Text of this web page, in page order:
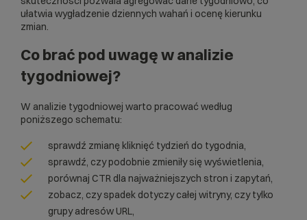
ułatwia wygładzenie dziennych wahań i ocenę kierunku
zmian.
Co brać pod uwagę w analizie
tygodniowej?
W analizie tygodniowej warto pracować według
poniższego schematu:
sprawdź zmianę kliknięć tydzień do tygodnia,
sprawdź, czy podobnie zmieniły się wyświetlenia,
porównaj CTR dla najważniejszych stron i zapytań,
zobacz, czy spadek dotyczy całej witryny, czy tylko
grupy adresów URL,